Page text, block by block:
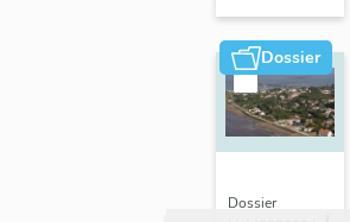
Dossier
Dossier